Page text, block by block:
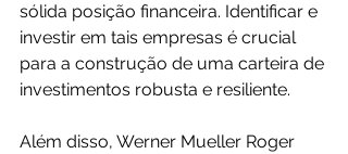
sólida posição financeira. Identificar e
investir em tais empresas é crucial
para a construção de uma carteira de
investimentos robusta e resiliente.
Além disso, Werner Mueller Roger